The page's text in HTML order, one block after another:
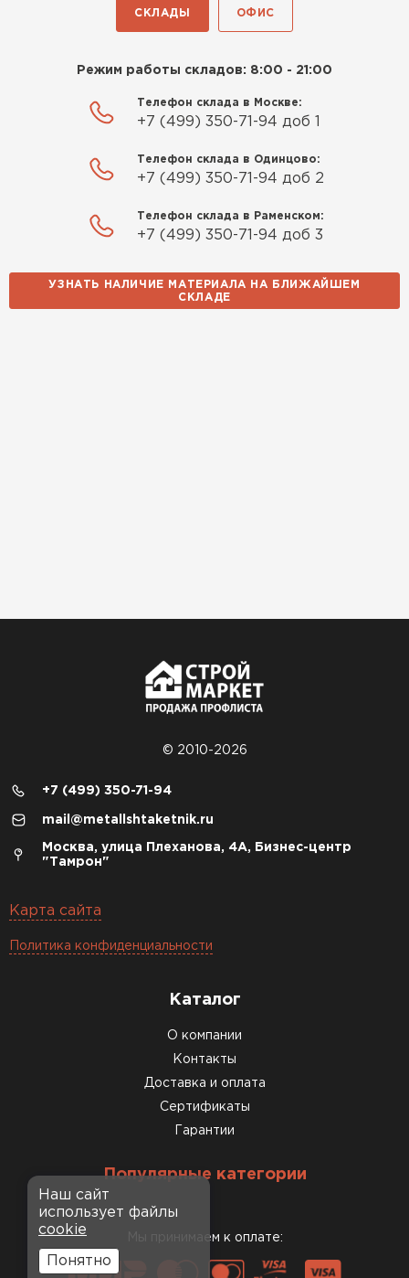
СКЛАДЫ ОФИС
Режим работы складов: 8:00 - 21:00
Телефон склада в Москве:
+7 (499) 350-71-94 доб 1
Телефон склада в Одинцово:
+7 (499) 350-71-94 доб 2
Телефон склада в Раменском:
+7 (499) 350-71-94 доб 3
УЗНАТЬ НАЛИЧИЕ МАТЕРИАЛА НА БЛИЖАЙШЕМ
СКЛАДЕ
© 2010-2026
+7 (499) 350-71-94
mail@metallshtaketnik.ru
Москва, улица Плеханова, 4А, Бизнес-центр
"Тамрон"
Карта сайта
Политика конфиденциальности
Каталог
О компании
Контакты
Доставка и оплата
Сертификаты
Гарантии
Популярные категории
Мы принимаем к оплате:
Наш сайт
использует файлы
cookie
Понятно